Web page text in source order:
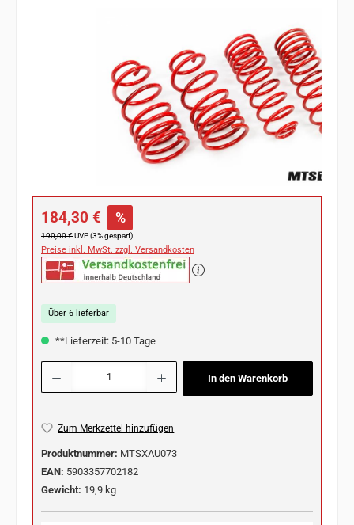
Verkaufspreis:
184,30 € %
Regulärer Preis:
190,00 €UVP (3% gespart)
Preise inkl. MwSt. zzgl. Versandkosten
Über 6 lieferbar
**Lieferzeit: 5-10 Tage
Produkt Anzahl: Gib den gewünschten Wert ein oder benutze die Schaltflächen
In den Warenkorb
Zum Merkzettel hinzufügen
Produktnummer: MTSXAU073
EAN: 5903357702182
Gewicht: 19,9 kg